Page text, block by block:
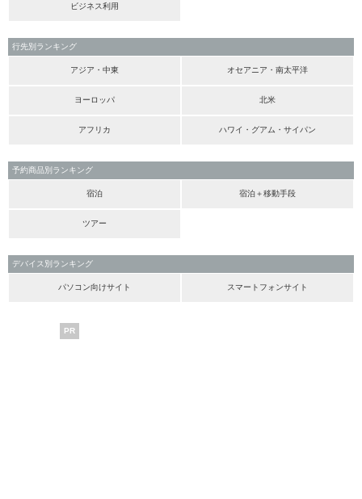
ビジネス利用
行先別ランキング
アジア・中東 オセアニア・南太平洋
ヨーロッパ 北米
アフリカ ハワイ・グアム・サイパン
予約商品別ランキング
宿泊 宿泊＋移動手段
ツアー
デバイス別ランキング
パソコン向けサイト スマートフォンサイト
PR